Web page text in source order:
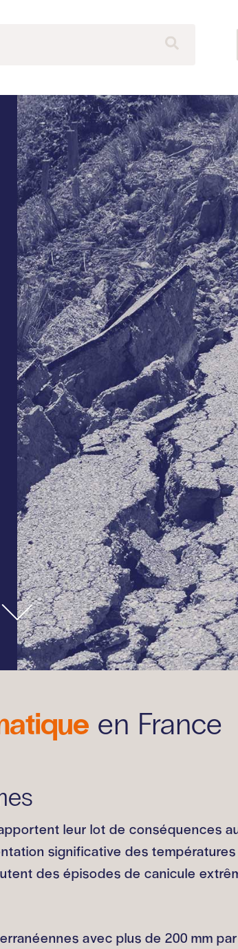
en France
leur lot de conséquences
significative des
des épisodes de canicule
avec plus de 200 mm